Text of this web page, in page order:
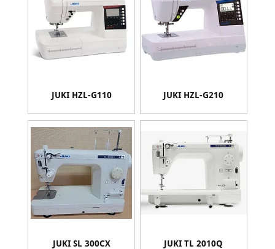
JUKI HZL-G110 JUKI HZL-G210
JUKI SL 300CX JUKI TL 2010Q